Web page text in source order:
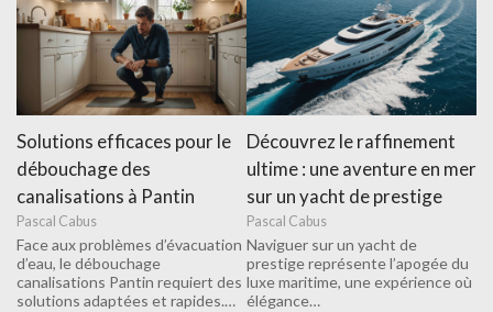
Solutions efficaces pour le
débouchage des
canalisations à Pantin
Pascal Cabus
Face aux problèmes d’évacuation
d’eau, le débouchage
canalisations Pantin requiert des
solutions adaptées et rapides.…
Découvrez le raffinement
ultime : une aventure en mer
sur un yacht de prestige
Pascal Cabus
Naviguer sur un yacht de
prestige représente l’apogée du
luxe maritime, une expérience où
élégance…